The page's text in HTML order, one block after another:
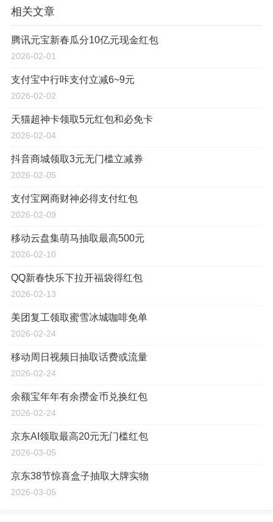
相关文章
腾讯元宝新春瓜分10亿元现金红包
2026-02-01
支付宝中行咔支付立减6~9元
2026-02-02
天猫超神卡领取5元红包和必免卡
2026-02-04
抖音商城领取3元无门槛立减券
2026-02-05
支付宝网商财神必得支付红包
2026-02-09
移动云盘集萌马抽取最高500元
2026-02-10
QQ新春快乐下拉开福袋得红包
2026-02-13
美团复工领取蜜雪冰城咖啡免单
2026-02-24
移动周日视频日抽取话费或流量
2026-02-24
余额宝年年有余攒金币兑换红包
2026-02-24
京东AI领取最高20元无门槛红包
2026-03-05
京东38节惊喜盒子抽取大牌实物
2026-03-05